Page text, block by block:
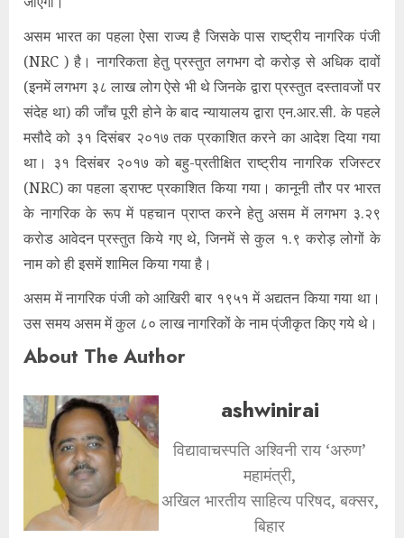
असम भारत का पहला ऐसा राज्य है जिसके पास राष्ट्रीय नागरिक पंजी
(NRC ) है। नागरिकता हेतु प्रस्तुत लगभग दो करोड़ से अधिक दावों
(इनमें लगभग ३८ लाख लोग ऐसे भी थे जिनके द्वारा प्रस्तुत दस्तावजों पर
संदेह था) की जाँच पूरी होने के बाद न्यायालय द्वारा एन.आर.सी. के पहले
मसौदे को ३१ दिसंबर २०१७ तक प्रकाशित करने का आदेश दिया गया
था। ३१ दिसंबर २०१७ को बहु-प्रतीक्षित राष्ट्रीय नागरिक रजिस्टर
(NRC) का पहला ड्राफ्ट प्रकाशित किया गया। कानूनी तौर पर भारत
के नागरिक के रूप में पहचान प्राप्त करने हेतु असम में लगभग ३.२९
करोड आवेदन प्रस्तुत किये गए थे, जिनमें से कुल १.९ करोड़ लोगों के
नाम को ही इसमें शामिल किया गया है।
असम में नागरिक पंजी को आखिरी बार १९५१ में अद्यतन किया गया था।
उस समय असम में कुल ८० लाख नागरिकों के नाम प्ंजीकृत किए गये थे।
About The Author
ashwinirai
विद्यावाचस्पति अश्विनी राय ‘अरुण’
महामंत्री,
अखिल भारतीय साहित्य परिषद, बक्सर,
बिहार